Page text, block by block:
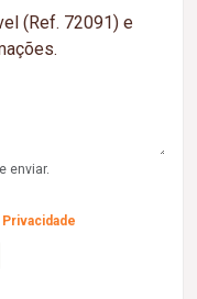
enviar.
Privacidade